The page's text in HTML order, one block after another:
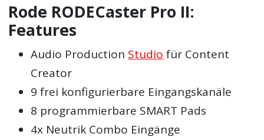
Rode RODECaster Pro II:
Features
Audio Production Studio für Content
Creator
9 frei konfigurierbare Eingangskanäle
8 programmierbare SMART Pads
4x Neutrik Combo Eingänge